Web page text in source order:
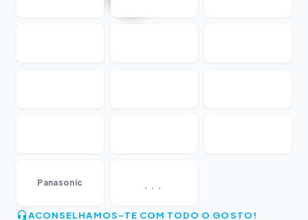
Panasonic ...
ACONSELHAMOS-TE COM TODO O GOSTO!